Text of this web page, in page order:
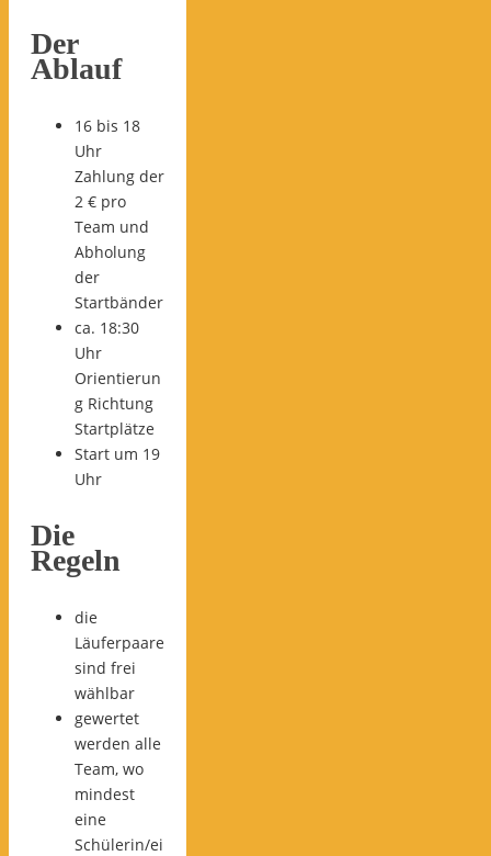
Der
Ablauf
16 bis 18
Uhr
Zahlung der
2 € pro
Team und
Abholung
der
Startbänder
ca. 18:30
Uhr
Orientierun
g Richtung
Startplätze
Start um 19
Uhr
Die
Regeln
die
Läuferpaare
sind frei
wählbar
gewertet
werden alle
Team, wo
mindest
eine
Schülerin/ei